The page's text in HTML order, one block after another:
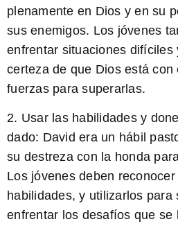
plenamente en Dios y en su
sus enemigos. Los jóvenes
enfrentar situaciones difíciles
certeza de que Dios está
fuerzas para superarlas.
2. Usar las habilidades y
dado: David era un hábil
su destreza con la honda
Los jóvenes deben
habilidades, y utilizarlos para
enfrentar los desafíos que se